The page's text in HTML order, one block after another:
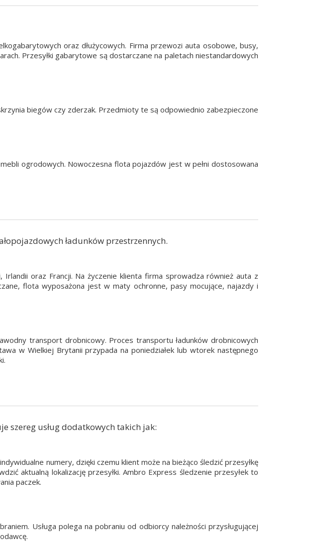
oraz dłużycowych. Firma przewozi auta osobowe, busy,
Przesyłki gabarytowe są dostarczane na paletach niestandardowych
biegów czy zderzak. Przedmioty te są odpowiednio zabezpieczone
ogrodowych. Nowoczesna flota pojazdów jest w pełni dostosowana
ładunków przestrzennych.
oraz Francji. Na życzenie klienta firma sprowadza również auta z
flota wyposażona jest w maty ochronne, pasy mocujące, najazdy i
transport drobnicowy. Proces transportu ładunków drobnicowych
w Wielkiej Brytanii przypada na poniedziałek lub wtorek następnego
szereg usług dodatkowych takich jak:
numery, dzięki czemu klient może na bieżąco śledzić przesyłkę
aktualną lokalizację przesyłki. Ambro Express śledzenie przesyłek to
paczek.
Usługa polega na pobraniu od odbiorcy należności przysługującej